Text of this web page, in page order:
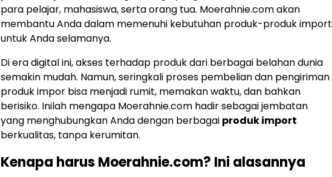
para pelajar, mahasiswa, serta orang tua. Moerahnie.com akan
membantu Anda dalam memenuhi kebutuhan produk-produk import
untuk Anda selamanya.
Di era digital ini, akses terhadap produk dari berbagai belahan dunia
semakin mudah. Namun, seringkali proses pembelian dan pengiriman
produk impor bisa menjadi rumit, memakan waktu, dan bahkan
berisiko. Inilah mengapa Moerahnie.com hadir sebagai jembatan
yang menghubungkan Anda dengan berbagai produk import
berkualitas, tanpa kerumitan.
Kenapa harus Moerahnie.com? Ini alasannya